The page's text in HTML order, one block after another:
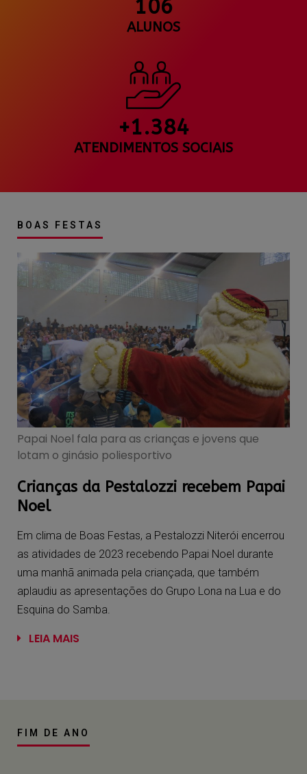
106
ALUNOS
+1.384
ATENDIMENTOS SOCIAIS
BOAS FESTAS
Papai Noel fala para as crianças e jovens que
lotam o ginásio poliesportivo
Crianças da Pestalozzi recebem Papai
Noel
Em clima de Boas Festas, a Pestalozzi Niterói encerrou
as atividades de 2023 recebendo Papai Noel durante
uma manhã animada pela criançada, que também
aplaudiu as apresentações do Grupo Lona na Lua e do
Esquina do Samba.
LEIA MAIS
FIM DE ANO